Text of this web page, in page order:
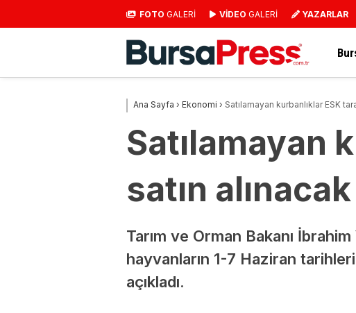
FOTO GALERİ VİDEO GALERİ YAZARLAR
Ana Sayfa › Ekonomi › Satılamayan kurbanlıklar ESK
Satılamayan
satın alınacak
Tarım ve Orman Bakanı
hayvanların 1-7 Haziran tarihleri
açıkladı.